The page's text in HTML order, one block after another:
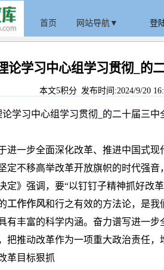
首页 网站导航▼ 登
论学习中心组学习贯彻_的
本文5积分 发布时间:2024/9/20
学习中心组学习贯彻_的二十届三
进一步全面深化改革、推进中国式
定不移高举改革开放旗帜的时代强
定》强调，要“以钉钉子精神抓好改
工作作风和行之有效的方法论，是我
有丰富的科学内涵。奋力谱写进一
把推动改革作为一项重大政治责任
革目标狠抓